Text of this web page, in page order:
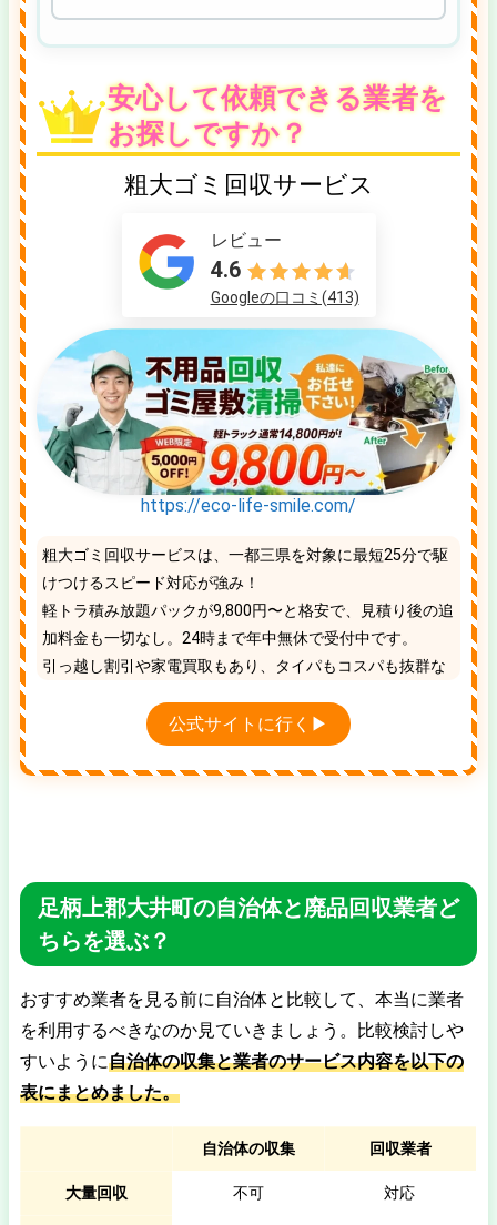
安心して依頼できる業者を
お探しですか？
粗大ゴミ回収サービス
レビュー
4.6
Googleの口コミ(413)
https://eco-life-smile.com/
粗大ゴミ回収サービスは、一都三県を対象に最短25分で駆
けつけるスピード対応が強み！
軽トラ積み放題パックが9,800円〜と格安で、見積り後の追
加料金も一切なし。24時まで年中無休で受付中です。
引っ越し割引や家電買取もあり、タイパもコスパも抜群な
公式サイトに行く▶
足柄上郡大井町の自治体と廃品回収業者ど
ちらを選ぶ？
おすすめ業者を見る前に自治体と比較して、本当に業者
を利用するべきなのか見ていきましょう。比較検討しや
すいように自治体の収集と業者のサービス内容を以下の
表にまとめました。
自治体の収集 回収業者
大量回収 不可 対応